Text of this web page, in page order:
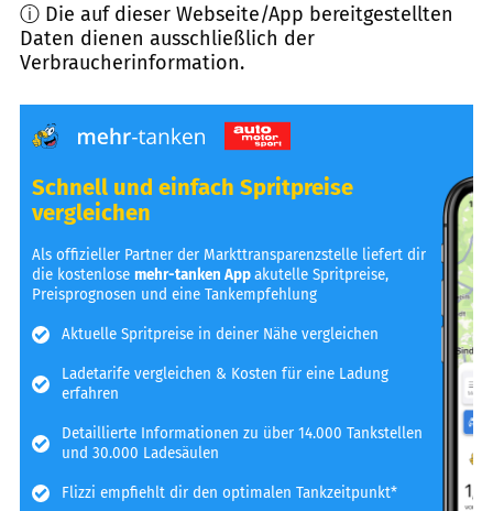
ⓘ Die auf dieser Webseite/App bereitgestellten
Daten dienen ausschließlich der
Verbraucherinformation.
Schnell und einfach Spritpreise
vergleichen
Als offizieller Partner der Markttransparenzstelle liefert dir
die kostenlosemehr-tanken Appakutelle Spritpreise,
Preisprognosen und eine Tankempfehlung
Aktuelle Spritpreise in deiner Nähe vergleichen
Ladetarife vergleichen & Kosten für eine Ladung
erfahren
Detaillierte Informationen zu über 14.000 Tankstellen
und 30.000 Ladesäulen
Flizzi empfiehlt dir den optimalen Tankzeitpunkt*